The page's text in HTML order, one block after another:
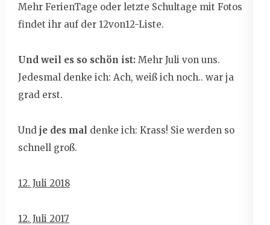
Mehr FerienTage oder letzte Schultage mit Fotos
findet ihr auf der 12von12-Liste.
Und weil es so schön ist: Mehr Juli von uns.
Jedesmal denke ich: Ach, weiß ich noch.. war ja
grad erst.
Und je des mal denke ich: Krass! Sie werden so
schnell groß.
12. Juli 2018
12. Juli 2017